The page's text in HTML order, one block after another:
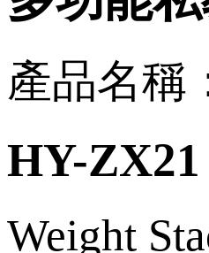
產品名稱
HY-
Weight